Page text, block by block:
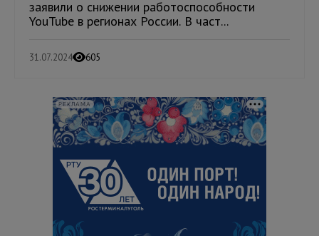
заявили о снижении работоспособности
YouTube в регионах России. В част...
31.07.2024 605
РЕКЛАМА